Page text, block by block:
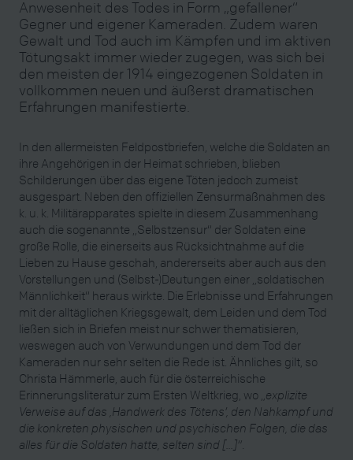
Anwesenheit des Todes in Form „gefallener“
Gegner und eigener Kameraden. Zudem waren
Gewalt und Tod auch im Kämpfen und im aktiven
Tötungsakt immer wieder zugegen, was sich bei
den meisten der 1914 eingezogenen Soldaten in
vollkommen neuen und äußerst dramatischen
Erfahrungen manifestierte.
In den allermeisten Feldpostbriefen, welche die Soldaten an
ihre Angehörigen in der Heimat schrieben, blieben
Schilderungen über das eigene Töten jedoch zumeist
ausgespart. Neben den offiziellen Zensurmaßnahmen des
k. u. k. Militärapparates spielte in diesem Zusammenhang
auch die sogenannte „Selbstzensur“ der Soldaten eine
große Rolle, die einerseits aus Rücksichtnahme auf die
Lieben zu Hause geschah, andererseits aber auch aus den
Vorstellungen und (Selbst-)Deutungen einer „soldatischen
Männlichkeit“ heraus wirkte. Die Erlebnisse und Erfahrungen
mit der alltäglichen Kriegsgewalt, dem Leiden und dem Tod
ließen sich in Briefen meist nur schwer thematisieren,
weswegen auch von Verwundungen und dem Tod der
Kameraden nur sehr selten die Rede ist. Ähnliches gilt, so
Christa Hämmerle, auch für die österreichische
Erinnerungsliteratur zum Ersten Weltkrieg, wo „ explizite
Verweise auf das ‚Handwerk des Tötens’, den Nahkampf und
die konkreten physischen und psychischen Folgen, die das
alles für die Soldaten hatte, selten sind [... ]“